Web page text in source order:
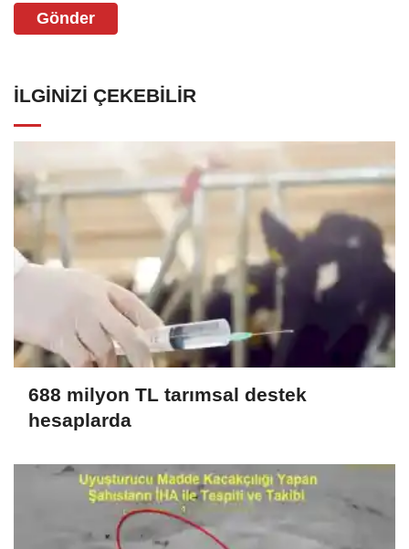
Gönder
İLGINIZI ÇEKEBILIR
688 milyon TL tarımsal destek
hesaplarda